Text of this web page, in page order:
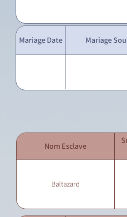
Mariage Date Mariage
Nom Esclave
Baltazard